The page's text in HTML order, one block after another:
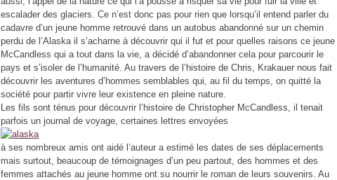
escalader des glaciers. Ce n’est donc pas pour rien que lorsqu’il entend parler du
cadavre d’un jeune homme retrouvé dans un autobus abandonné sur un chemin
perdu de l’Alaska il s’acharne à découvrir qui il fut et pour quelles raisons ce jeune
McCandless qui a tout dans la vie, a décidé d’abandonner cela pour parcourir le
pays et s’isoler de l’humanité. Au travers de l’histoire de Chris, Krakauer nous fait
découvrir les aventures d’hommes semblables qui, au fil du temps, on quitté la
société pour partir vivre leur existence en pleine nature.
Les fils sont ténus pour découvrir l’histoire de Christopher McCandless, il tenait
parfois un journal de voyage, certaines lettres envoyées
à ses nombreux amis ont aidé l’auteur a estimé les dates de ses déplacements
mais surtout, beaucoup de témoignages d’un peu partout, des hommes et des
femmes attachés au jeune homme ont su nourrir le roman de leurs souvenirs. Au